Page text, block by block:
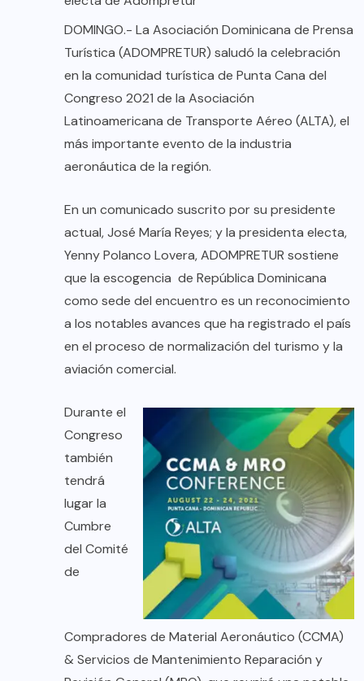
DOMINGO.- La Asociación Dominicana de Prensa
Turística (ADOMPRETUR) saludó la celebración
en la comunidad turística de Punta Cana del
Congreso 2021 de la Asociación
Latinoamericana de Transporte Aéreo (ALTA), el
más importante evento de la industria
aeronáutica de la región.
En un comunicado suscrito por su presidente
actual, José María Reyes; y la presidenta electa,
Yenny Polanco Lovera, ADOMPRETUR sostiene
que la escogencia de República Dominicana
como sede del encuentro es un reconocimiento
a los notables avances que ha registrado el país
en el proceso de normalización del turismo y la
aviación comercial.
Durante el
Congreso
también
tendrá
lugar la
Cumbre
del Comité
de
Compradores de Material Aeronáutico (CCMA)
& Servicios de Mantenimiento Reparación y